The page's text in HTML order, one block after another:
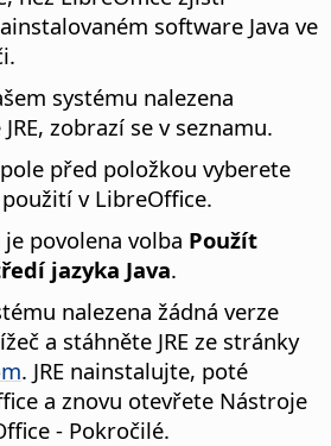
software Java ve
systému nalezena
zobrazí se v seznamu.
před položkou vyberete
v LibreOffice.
povolena volba Použít
jazyka Java.
nalezena žádná verze
a stáhněte JRE ze stránky
. JRE nainstalujte, poté
a znovu otevřete Nástroje
- Pokročilé.